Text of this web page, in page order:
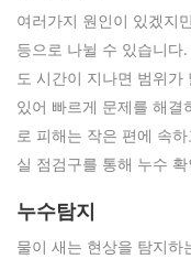
여러가지 원인이 있겠지
등으로 나뉠 수 있습니
도 시간이 지나면 범위가
있어 빠르게 문제를 해
로 피해는 작은 편에 속
실 점검구를 통해 누수
누수탐지
물이 새는 현상을 탐지하